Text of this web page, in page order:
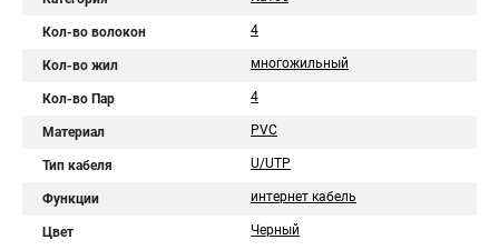
Кол-во волокон 4
Кол-во жил многожильный
Кол-во Пар 4
Материал PVC
Тип кабеля U/UTP
Функции интернет кабель
Цвет Черный